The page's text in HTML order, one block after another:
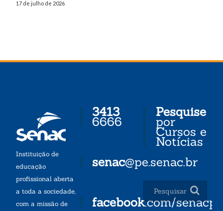
17 de julho de 2026
Instituição de
educação
profissional aberta
a toda a sociedade,
com a missão de
3413
6666
senac@pe.senac.br
facebook.com/senacpe
Pesquise
por
Cursos e
Notícias